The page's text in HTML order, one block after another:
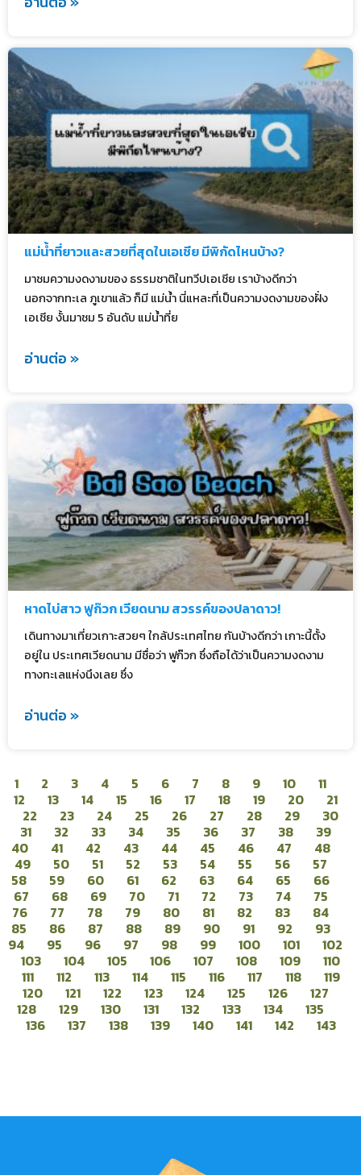
แม่น้ำที่ยาวและสวยที่สุดในเอเชีย มีพิกัดไหนบ้าง?
มาชมความงดงามของ ธรรมชาติในทวีปเอเชีย เราบ้างดีกว่า
นอกจากทะเล ภูเขาแล้ว ก็มี แม่น้ำ นี่แหละที่เป็นความงดงามของฝั่ง
เอเชีย งั้นมาชม 5 อันดับ แม่น้ำที่ย
อ่านต่อ »
หาดไบ่สาว ฟูก๊วก เวียดนาม สวรรค์ของปลาดาว!
เดินทางมาเที่ยวเกาะสวยๆ ใกล้ประเทศไทย กันบ้างดีกว่า เกาะนี้ตั้ง
อยู่ใน ประเทศเวียดนาม มีชื่อว่า ฟูก๊วก ซึ่งถือได้ว่าเป็นความงดงาม
ทางทะเลแห่งนึงเลย ซึ่ง
อ่านต่อ »
1 2 3 4 5 6 7 8 9 10
11
12
13 14 15 16 17 18 19 20
21
22
23 24 25 26 27 28 29
30
31
32 33 34 35 36 37 38
39
40
41 42 43 44 45 46 47
48
49
50 51 52 53 54 55 56
57
58
59 60 61 62 63 64 65
66
67
68 69 70 71 72 73 74
75
76
77 78 79 80 81 82 83
84
85
86 87 88 89 90 91 92
93
94
95 96 97 98 99 100 101
102
103
104 105 106 107 108 109
110
111
112 113 114 115 116 117 118
119
120
121 122 123 124 125 126
127
128
129 130 131 132 133 134
135
136
137 138 139 140 141 142 143